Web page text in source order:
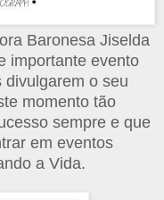
Baronesa Jiselda
importante evento
divulgarem o seu
momento tão
sempre e que
em eventos
a Vida.